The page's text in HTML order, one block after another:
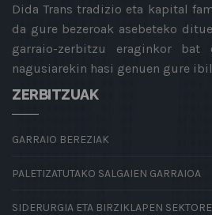
Dida Trans tradizio eta kapital
da gure bezeroak asebeteko
garraio-zerbitzu eraginkor bat
nagusiarekin hasi genuen gure
ZERBITZUAK
GARRAIO BEREZIAK
PALETIZATUTAKO SALGAIEN GARRAIOA
SIDERURGIA ETA BIRZIKLAPEN